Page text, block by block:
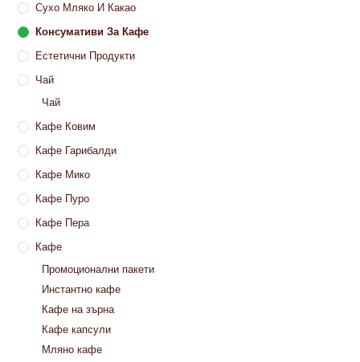
Сухо Мляко И Какао
Консумативи За Кафе
Естетични Продукти
Чай
Чай
Кафе Ковим
Кафе Гарибалди
Кафе Мико
Кафе Пуро
Кафе Пера
Кафе
Промоционални пакети
Инстантно кафе
Кафе на зърна
Кафе капсули
Мляно кафе